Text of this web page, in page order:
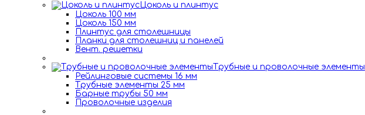
Цоколь и плинтус
Цоколь 100 мм
Цоколь 150 мм
Плинтус для столешницы
Планки для столешниц и панелей
Вент. решетки
Трубные и проволочные элементы
Рейлинговые системы 16 мм
Трубные элементы 25 мм
Барные трубы 50 мм
Проволочные изделия